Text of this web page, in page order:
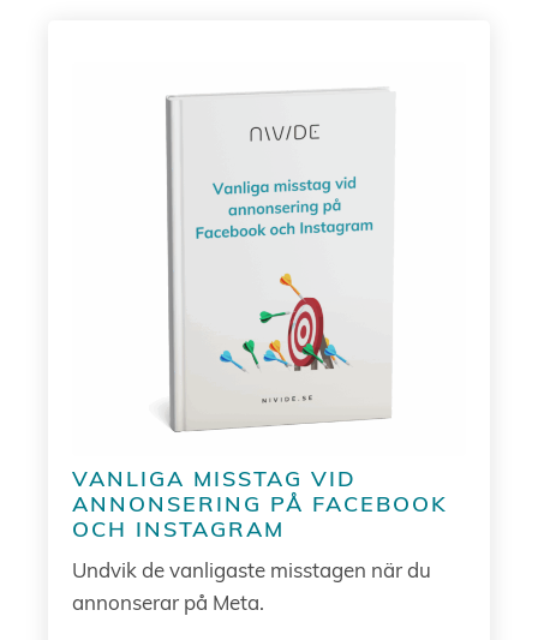
VANLIGA MISSTAG VID
ANNONSERING PÅ FACEBOOK
OCH INSTAGRAM
Undvik de vanligaste misstagen när du
annonserar på Meta.